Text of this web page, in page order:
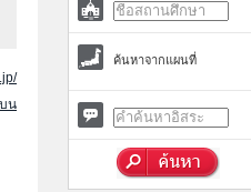
น
ค้นหาจากแผนที่